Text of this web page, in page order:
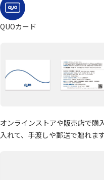
QUOカード
オンラインストアや販売店で購
入れて、手渡しや郵送で贈れます